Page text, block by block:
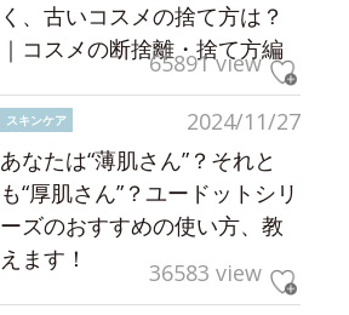
く、古いコスメの捨て方は？
｜コスメの断捨離・捨て方編
65891 view
2024/11/27
スキンケア
あなたは“薄肌さん”？それと
も“厚肌さん”？ユードットシリ
ーズのおすすめの使い方、教
えます！
36583 view